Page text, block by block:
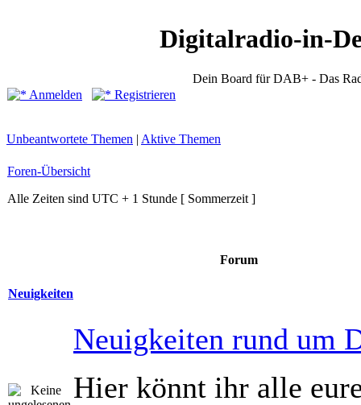
Digitalradio-in-
Dein Board für DAB+ - Das
Anmelden
Registrieren
Unbeantwortete Themen | Aktive Themen
Foren-Übersicht
Alle Zeiten sind UTC + 1 Stunde [ Sommerzeit ]
Forum
Neuigkeiten
Neuigkeiten rund um
Hier könnt ihr alle